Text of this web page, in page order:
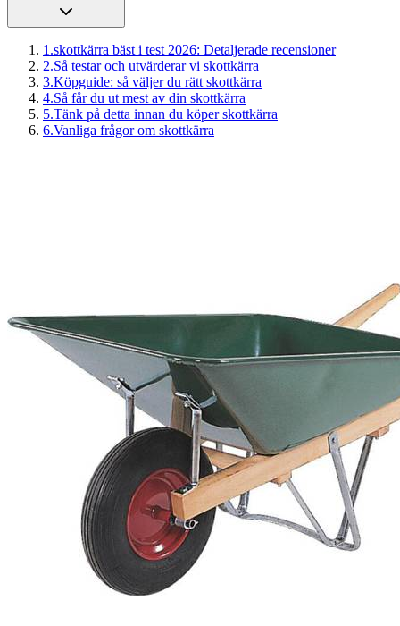
1 .skottkärra bäst i test 2026: Detaljerade recensioner
2.Så testar och utvärderar vi skottkärra
3.Köpguide: så väljer du rätt skottkärra
4.Så får du ut mest av din skottkärra
5.Tänk på detta innan du köper skottkärra
6.Vanliga frågor om skottkärra